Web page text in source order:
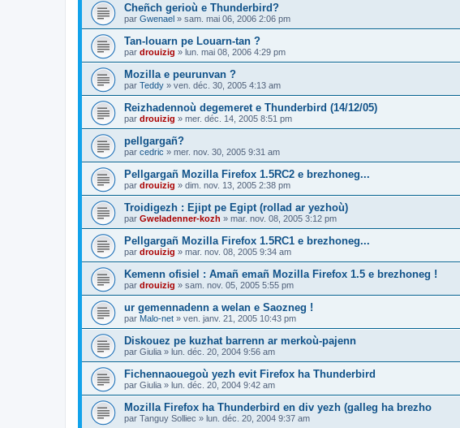
Cheñch gerioù e Thunderbird?
par Gwenael » sam. mai 06, 2006 2:06 pm
Tan-louarn pe Louarn-tan ?
par drouizig » lun. mai 08, 2006 4:29 pm
Mozilla e peurunvan ?
par Teddy » ven. déc. 30, 2005 4:13 am
Reizhadennoù degemeret e Thunderbird (14/12/05)
par drouizig » mer. déc. 14, 2005 8:51 pm
pellgargañ?
par cedric » mer. nov. 30, 2005 9:31 am
Pellgargañ Mozilla Firefox 1.5RC2 e brezhoneg...
par drouizig » dim. nov. 13, 2005 2:38 pm
Troidigezh : Ejipt pe Egipt (rollad ar yezhoù)
par Gweladenner-kozh » mar. nov. 08, 2005 3:12 pm
Pellgargañ Mozilla Firefox 1.5RC1 e brezhoneg...
par drouizig » mar. nov. 08, 2005 9:34 am
Kemenn ofisiel : Amañ emañ Mozilla Firefox 1.5 e brezhoneg !
par drouizig » sam. nov. 05, 2005 5:55 pm
ur gemennadenn a welan e Saozneg !
par Malo-net » ven. janv. 21, 2005 10:43 pm
Diskouez pe kuzhat barrenn ar merkoù-pajenn
par Giulia » lun. déc. 20, 2004 9:56 am
Fichennaouegoù yezh evit Firefox ha Thunderbird
par Giulia » lun. déc. 20, 2004 9:42 am
Mozilla Firefox ha Thunderbird en div yezh (galleg ha brezho
par Tanguy Solliec » lun. déc. 20, 2004 9:37 am